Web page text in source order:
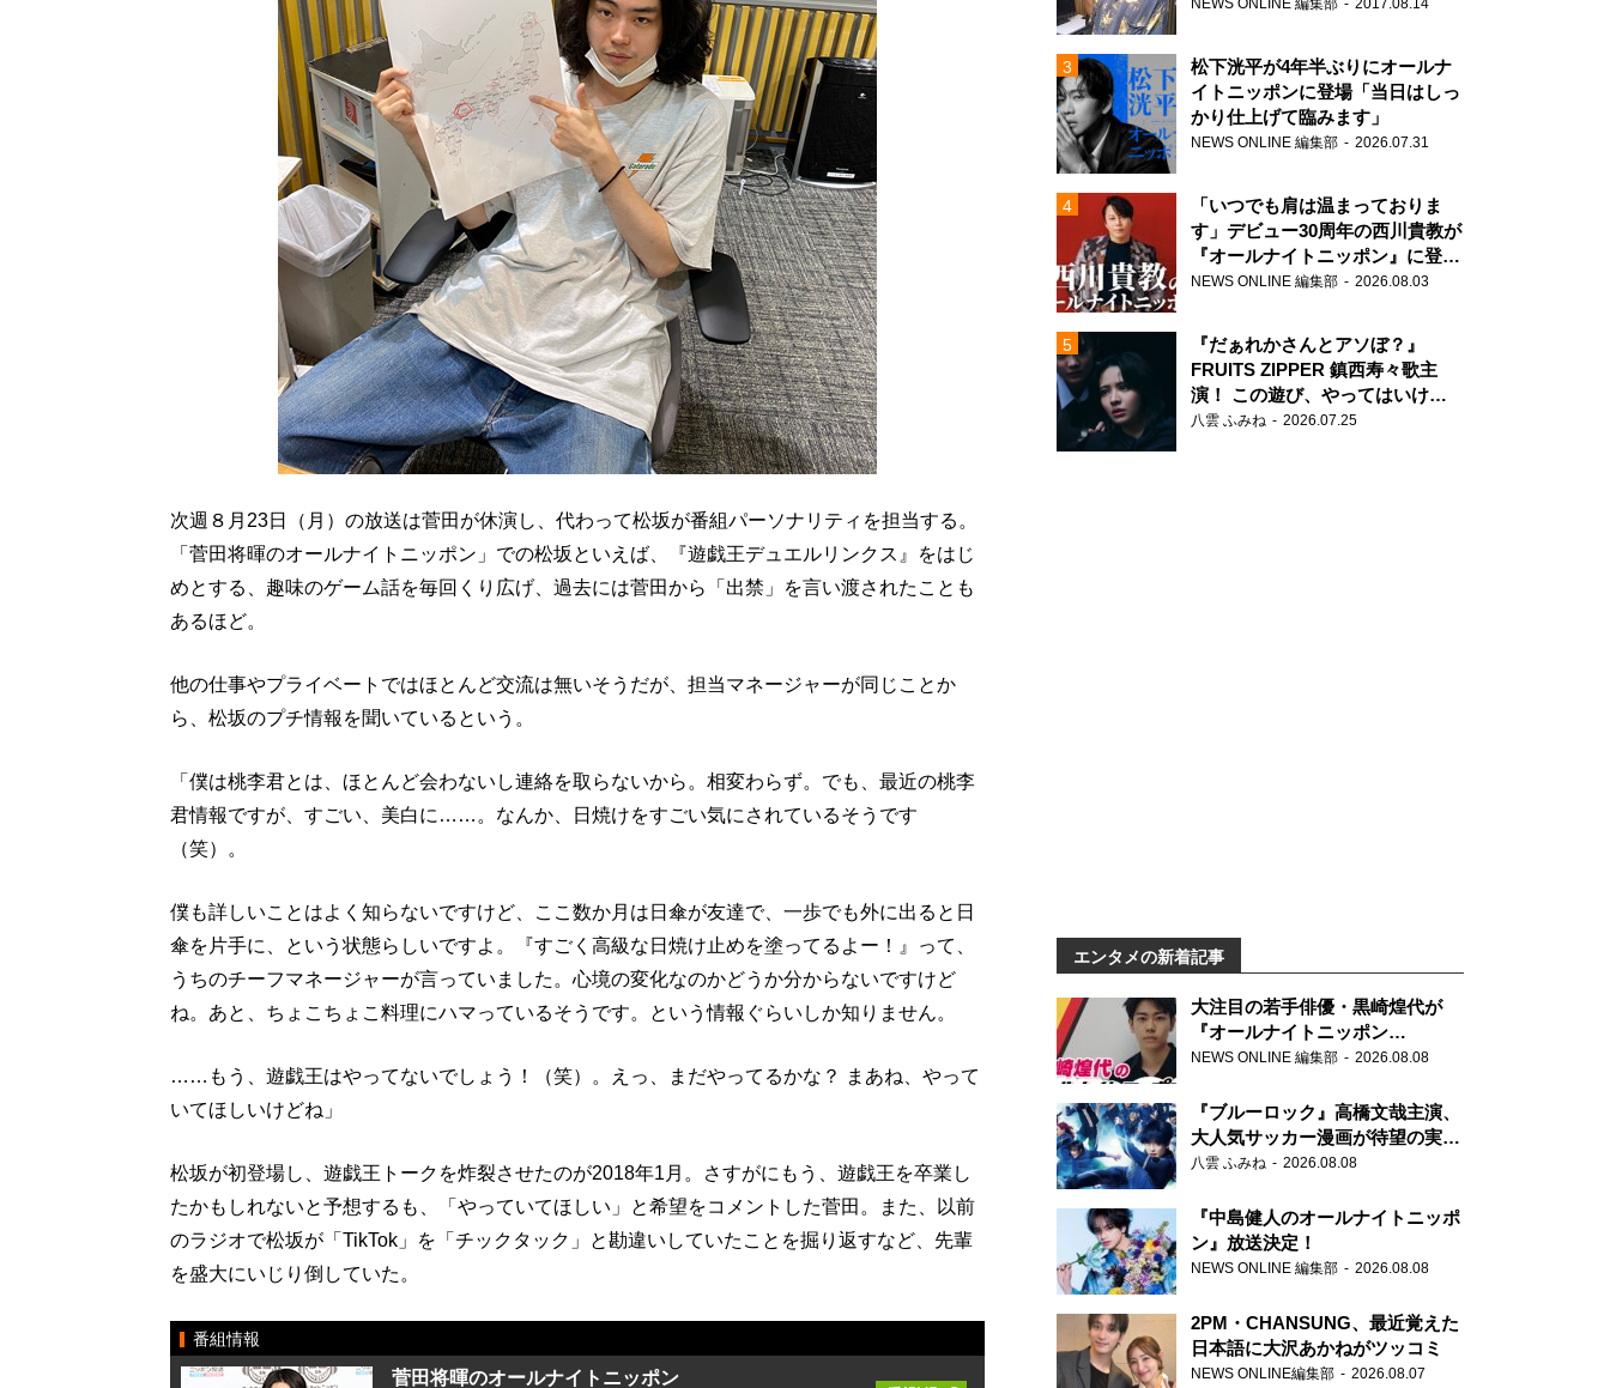
次週８月23日（月）の放送は菅田が休演し、代わって松坂が番組パーソナリティを担当する。
「菅田将暉のオールナイトニッポン」での松坂といえば、『遊戯王デュエルリンクス』をはじ
めとする、趣味のゲーム話を毎回くり広げ、過去には菅田から「出禁」を言い渡されたことも
あるほど。
他の仕事やプライベートではほとんど交流は無いそうだが、担当マネージャーが同じことか
ら、松坂のプチ情報を聞いているという。
「僕は桃李君とは、ほとんど会わないし連絡を取らないから。相変わらず。でも、最近の桃李
君情報ですが、すごい、美白に……。なんか、日焼けをすごい気にされているそうです
（笑）。
僕も詳しいことはよく知らないですけど、ここ数か月は日傘が友達で、一歩でも外に出ると日
傘を片手に、という状態らしいですよ。『すごく高級な日焼け止めを塗ってるよー！』って、
うちのチーフマネージャーが言っていました。心境の変化なのかどうか分からないですけど
ね。あと、ちょこちょこ料理にハマっているそうです。という情報ぐらいしか知りません。
……もう、遊戯王はやってないでしょう！（笑）。えっ、まだやってるかな？ まあね、やって
いてほしいけどね」
松坂が初登場し、遊戯王トークを炸裂させたのが2018年1月。さすがにもう、遊戯王を卒業し
たかもしれないと予想するも、「やっていてほしい」と希望をコメントした菅田。また、以前
のラジオで松坂が「TikTok」を「チックタック」と勘違いしていたことを掘り返すなど、先輩
を盛大にいじり倒していた。
番組情報
菅田将暉のオールナイトニッポン
NEWS ONLINE 編集部 2017.08.14
松下洸平が4年半ぶりにオールナ
イトニッポンに登場「当日はしっ
かり仕上げて臨みます」
NEWS ONLINE 編集部 2026.07.31
「いつでも肩は温まっておりま
す」デビュー30周年の西川貴教が
『オールナイトニッポン』に登
場！
NEWS ONLINE 編集部 2026.08.03
『だぁれかさんとアソぼ？』
FRUITS ZIPPER 鎮西寿々歌主
演！ この遊び、やってはいけま
せん。
八雲 ふみね 2026.07.25
エンタメの新着記事
大注目の若手俳優・黒崎煌代が
『オールナイトニッポン
0(ZERO)』に初登場「今からとて
NEWS ONLINE 編集部 2026.08.08
『ブルーロック』高橋文哉主演、
大人気サッカー漫画が待望の実写
映画に
八雲 ふみね 2026.08.08
『中島健人のオールナイトニッポ
ン』放送決定！
NEWS ONLINE 編集部 2026.08.08
2PM・CHANSUNG、最近覚えた
日本語に大沢あかねがツッコミ
NEWS ONLINE編集部 2026.08.07